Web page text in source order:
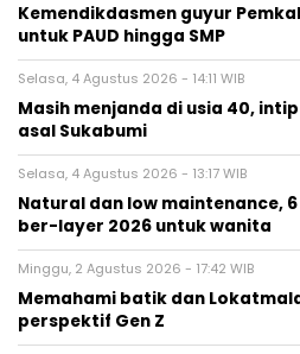
Kemendikdasmen guyur
untuk PAUD hingga SMP
Selasa, 4 Agustus 2026 - 14:11 WIB
Masih menjanda di usia 40,
asal Sukabumi
Selasa, 4 Agustus 2026 - 13:17 WIB
Natural dan low maintenance,
ber-layer 2026 untuk wanita
Minggu, 2 Agustus 2026 - 17:42 WIB
Memahami batik dan
perspektif Gen Z